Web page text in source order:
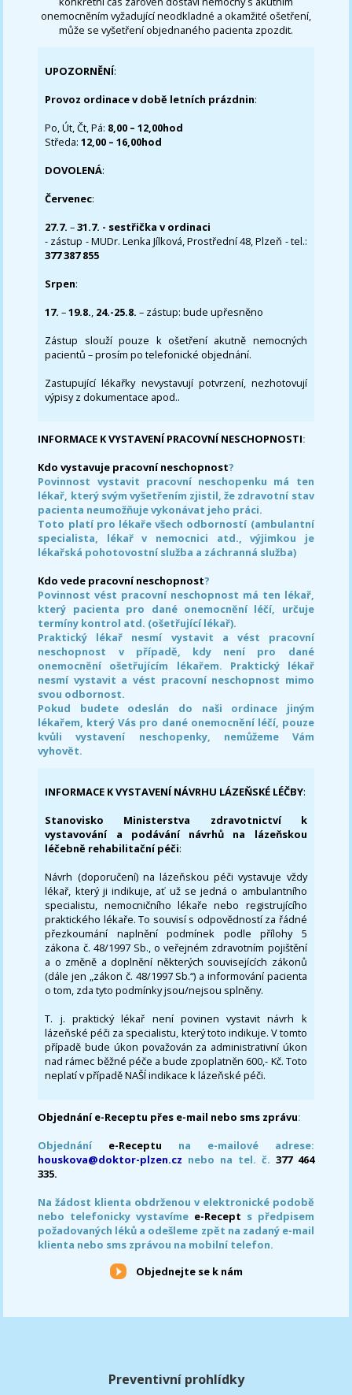
onemocněním vyžadující neodkladné a okamžité ošetření,
může se vyšetření objednaného pacienta zpozdit.
UPOZORNĚNÍ:
Provoz ordinace v době letních prázdnin:
Po, Út, Čt, Pá: 8,00 – 12,00hod
Středa:12,00 – 16,00hod
DOVOLENÁ:
Červenec:
27.7.–31.7. - sestřička v ordinaci
- zástup - MUDr. Lenka Jílková, Prostřední 48, Plzeň - tel.:
377 387 855
Srpen:
17. –19.8., 24.-25.8. – zástup: bude upřesněno
Zástup slouží pouze k ošetření akutně nemocných
pacientů – prosím po telefonické objednání.
Zastupující lékařky nevystavují potvrzení, nezhotovují
výpisy z dokumentace apod..
INFORMACE K VYSTAVENÍ PRACOVNÍ NESCHOPNOSTI:
Kdo vystavuje pracovní neschopnost?
Povinnost vystavit pracovní neschopenku má ten
lékař, který svým vyšetřením zjistil, že zdravotní stav
pacienta neumožňuje vykonávat jeho práci.
Toto platí pro lékaře všech odborností (ambulantní
specialista, lékař v nemocnici atd., výjimkou je
lékařská pohotovostní služba a záchranná služba)
Kdo vede pracovní neschopnost?
Povinnost vést pracovní neschopnost má ten lékař,
který pacienta pro dané onemocnění léčí, určuje
termíny kontrol atd. (ošetřující lékař).
Praktický lékař nesmí vystavit a vést pracovní
neschopnost v případě, kdy není pro dané
onemocnění ošetřujícím lékařem. Praktický lékař
nesmí vystavit a vést pracovní neschopnost mimo
svou odbornost.
Pokud budete odeslán do naši ordinace jiným
lékařem, který Vás pro dané onemocnění léčí, pouze
kvůli vystavení neschopenky, nemůžeme Vám
vyhovět.
INFORMACE K VYSTAVENÍ NÁVRHU LÁZEŇSKÉ LÉČBY:
Stanovisko Ministerstva zdravotnictví k
vystavování a podávání návrhů na lázeňskou
léčebně rehabilitační péči:
Návrh (doporučení) na lázeňskou péči vystavuje vždy
lékař, který ji indikuje, ať už se jedná o ambulantního
specialistu, nemocničního lékaře nebo registrujícího
praktického lékaře. To souvisí s odpovědností za řádné
přezkoumání naplnění podmínek podle přílohy 5
zákona č. 48/1997 Sb., o veřejném zdravotním pojištění
a o změně a doplnění některých souvisejících zákonů
(dále jen „zákon č. 48/1997 Sb.“) a informování pacienta
o tom, zda tyto podmínky jsou/nejsou splněny.
T. j. praktický lékař není povinen vystavit návrh k
lázeňské péči za specialistu, který toto indikuje. V tomto
případě bude úkon považován za administrativní úkon
nad rámec běžné péče a bude zpoplatněn 600,- Kč. Toto
neplatí v případě NAŠÍ indikace k lázeňské péči.
Objednání e-Receptu přes e-mail nebo sms zprávu:
Objednání e-Receptu na e-mailové adrese:
houskova@doktor-plzen.cz nebo na tel. č. 377 464
335.
Na žádost klienta obdrženou v elektronické podobě
nebo telefonicky vystavíme e-Recept s předpisem
požadovaných léků a odešleme zpět na zadaný e-mail
klienta nebo sms zprávou na mobilní telefon.
Objednejte se k nám
Preventivní prohlídky